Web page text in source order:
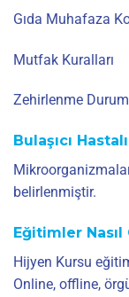
Gıda Muhafaza
Mutfak Kuralları
Zehirlenme
Bulaşıcı
belirlenmiştir.
Eğitimler
Hijyen Kursu
Online, offline,